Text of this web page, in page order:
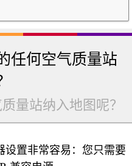
任何空气质量站
量站纳入地图呢？
置非常容易：您只需要